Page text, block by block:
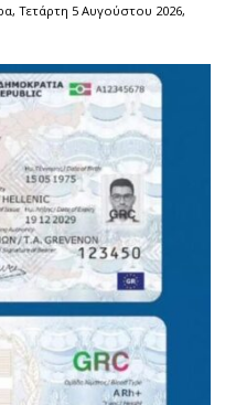
Τετάρτη 5 Αυγούστου 2026,